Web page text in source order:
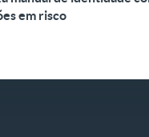
em risco